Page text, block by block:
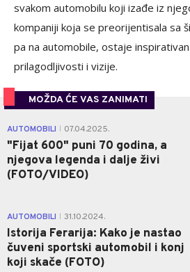
svakom automobilu koji izađe iz
kompaniji koja se preorijentisala sa
pa na automobile, ostaje
prilagodljivosti i vizije.
MOŽDA ĆE VAS ZANIMATI
AUTOMOBILI 07.04.2025.
"Fijat 600" puni 70 godina, a
njegova legenda i dalje živi
(FOTO/VIDEO)
AUTOMOBILI 31.10.2024.
Istorija Ferarija: Kako je nastao
čuveni sportski automobil i konj
koji skače (FOTO)